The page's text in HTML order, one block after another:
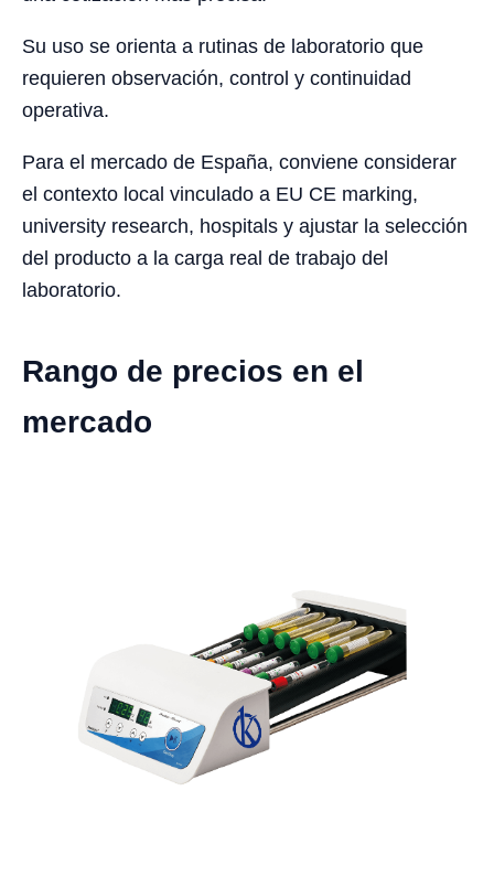
Su uso se orienta a rutinas de laboratorio que
requieren observación, control y continuidad
operativa.
Para el mercado de España, conviene considerar
el contexto local vinculado a EU CE marking,
university research, hospitals y ajustar la selección
del producto a la carga real de trabajo del
laboratorio.
Rango de precios en el
mercado